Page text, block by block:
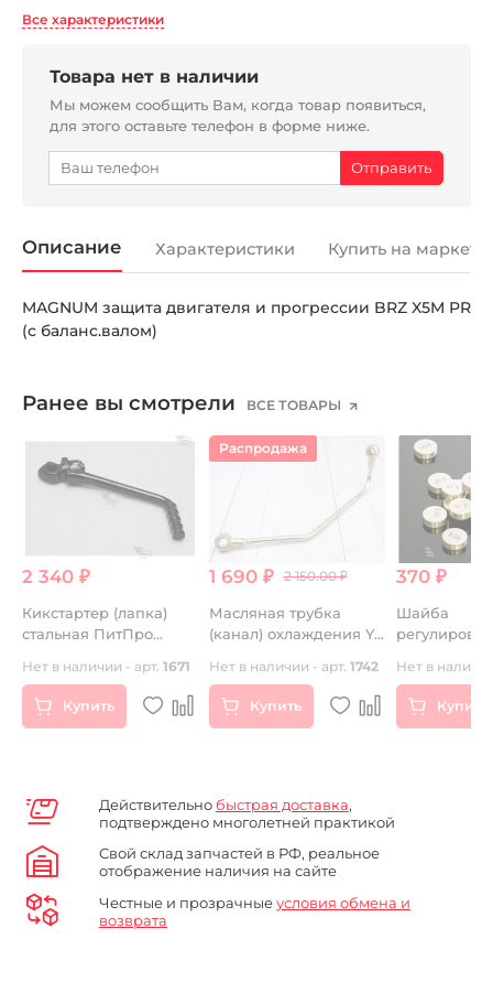
Все характеристики
Товара нет в наличии
Мы можем сообщить Вам, когда товар появиться,
для этого оставьте телефон в форме ниже.
Описание Характеристики Купить на
MAGNUM защита двигателя и прогрессии BRZ X5M PR
(с баланс.валом)
Ранее вы смотрели ВСЕ ТОВАРЫ
2 340 ₽
Кикстартер (лапка)
стальная ПитПро
Нет в наличии - арт. 1671
Купить
Распродажа
1 690 ₽ 2 150.00 ₽
Масляная трубка
(канал) охлаждения YX
Нет в наличии - арт. 1742
Купить
370 ₽
Шайба
Нет в
Купить
Действительно быстрая доставка,
подтверждено многолетней практикой
Свой склад запчастей в РФ, реальное
отображение наличия на сайте
Честные и прозрачныеусловия обмена и
возврата